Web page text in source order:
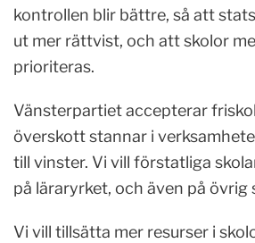
kontrollen blir bättre, så att
ut mer rättvist, och att skolor
prioriteras.
Vänsterpartiet accepterar
överskott stannar i
till vinster. Vi vill förstatliga
på läraryrket, och även på övrig
Vi vill tillsätta mer resurser i